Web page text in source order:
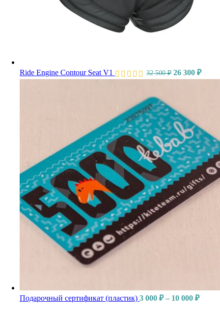
Ride Engine Contour Seat V1 32 500₽ 26 300 ₽
Подарочный сертификат (пластик) 3 000 ₽ – 10 000 ₽